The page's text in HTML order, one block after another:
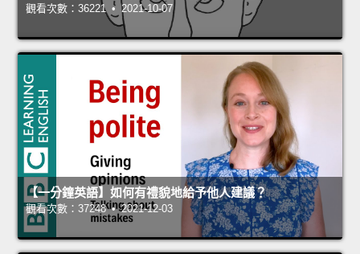
觀看次數：36221 • 2021-10-07
【一分鐘英語】如何有禮貌地給予他人建議？
觀看次數：37248 • 2021-12-03